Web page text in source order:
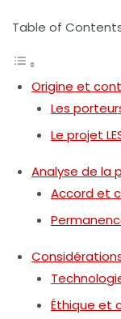
Table of
Origine et
Les
Le projet
Analyse de la
Accord et
Éthique et